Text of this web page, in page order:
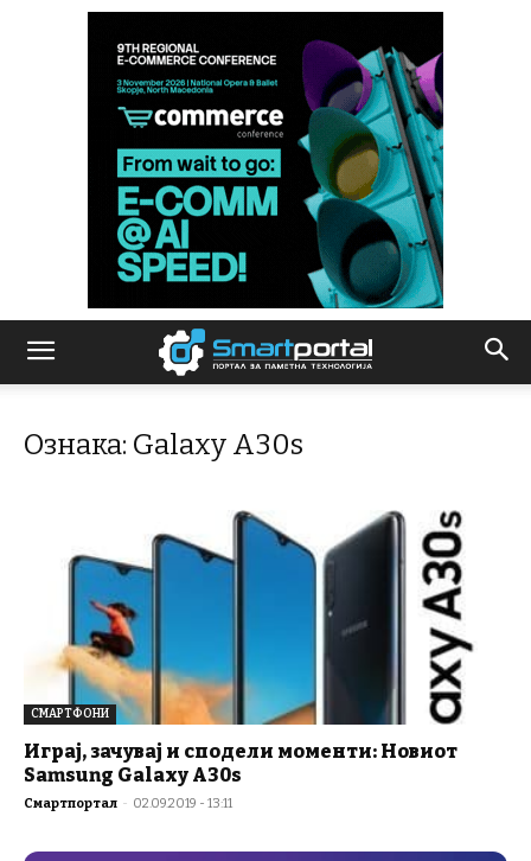
Ознака: Galaxy A30s
СМАРТФОНИ
Играј, зачувај и сподели моменти: Новиот
Samsung Galaxy A30s
Смартпортал - 02.09.2019 - 13:11